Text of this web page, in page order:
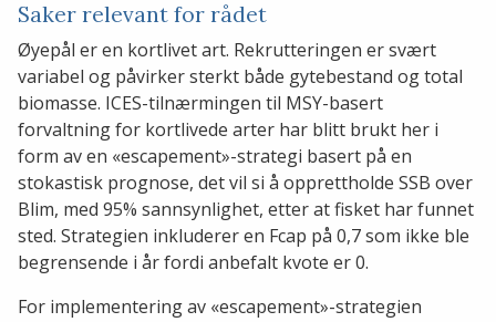
Saker relevant for rådet
Øyepål er en kortlivet art. Rekrutteringen er svært
variabel og påvirker sterkt både gytebestand og total
biomasse. ICES-tilnærmingen til MSY-basert
forvaltning for kortlivede arter har blitt brukt her i
form av en «escapement»-strategi basert på en
stokastisk prognose, det vil si å opprettholde SSB over
Blim, med 95% sannsynlighet, etter at fisket har funnet
sted. Strategien inkluderer en Fcap på 0,7 som ikke ble
begrensende i år fordi anbefalt kvote er 0.
For implementering av «escapement»-strategien